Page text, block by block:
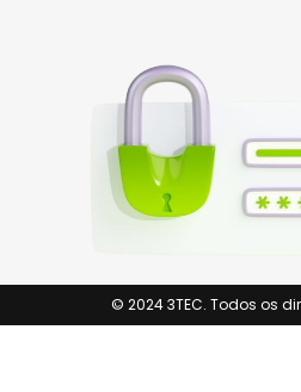
© 2024 3TEC. Todos os